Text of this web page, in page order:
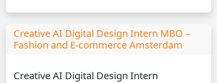
Creative AI Digital Design Intern MBO –
Fashion and E-commerce Amsterdam
Creative AI Digital Design Intern